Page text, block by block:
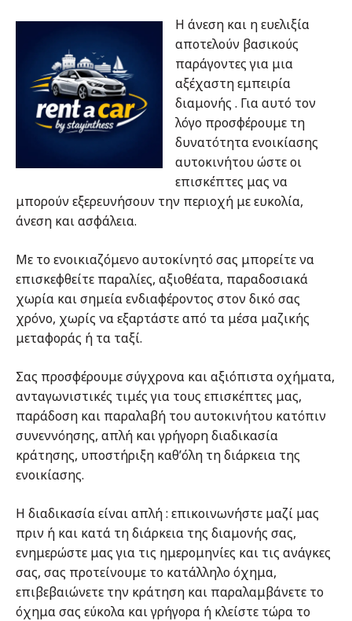
Η άνεση και η ευελιξία
αποτελούν βασικούς
παράγοντες για μια
αξέχαστη εμπειρία
διαμονής . Για αυτό τον
λόγο προσφέρουμε τη
δυνατότητα ενοικίασης
αυτοκινήτου ώστε οι
επισκέπτες μας να
μπορούν εξερευνήσουν την περιοχή με ευκολία,
άνεση και ασφάλεια.
Με το ενοικιαζόμενο αυτοκίνητό σας μπορείτε να
επισκεφθείτε παραλίες, αξιοθέατα, παραδοσιακά
χωρία και σημεία ενδιαφέροντος στον δικό σας
χρόνο, χωρίς να εξαρτάστε από τα μέσα μαζικής
μεταφοράς ή τα ταξί.
Σας προσφέρουμε σύγχρονα και αξιόπιστα οχήματα,
ανταγωνιστικές τιμές για τους επισκέπτες μας,
παράδοση και παραλαβή του αυτοκινήτου κατόπιν
συνεννόησης, απλή και γρήγορη διαδικασία
κράτησης, υποστήριξη καθ’όλη τη διάρκεια της
ενοικίασης.
Η διαδικασία είναι απλή : επικοινωνήστε μαζί μας
πριν ή και κατά τη διάρκεια της διαμονής σας,
ενημερώστε μας για τις ημερομηνίες και τις ανάγκες
σας, σας προτείνουμε το κατάλληλο όχημα,
επιβεβαιώνετε την κράτηση και παραλαμβάνετε το
όχημα σας εύκολα και γρήγορα ή κλείστε τώρα το